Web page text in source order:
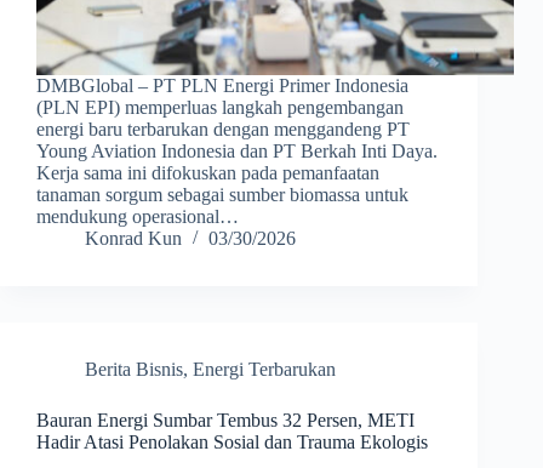
DMBGlobal – PT PLN Energi Primer Indonesia
(PLN EPI) memperluas langkah pengembangan
energi baru terbarukan dengan menggandeng PT
Young Aviation Indonesia dan PT Berkah Inti Daya.
Kerja sama ini difokuskan pada pemanfaatan
tanaman sorgum sebagai sumber biomassa untuk
mendukung operasional…
Konrad Kun
03/30/2026
Berita Bisnis, Energi Terbarukan
Bauran Energi Sumbar Tembus 32 Persen, METI
Hadir Atasi Penolakan Sosial dan Trauma Ekologis